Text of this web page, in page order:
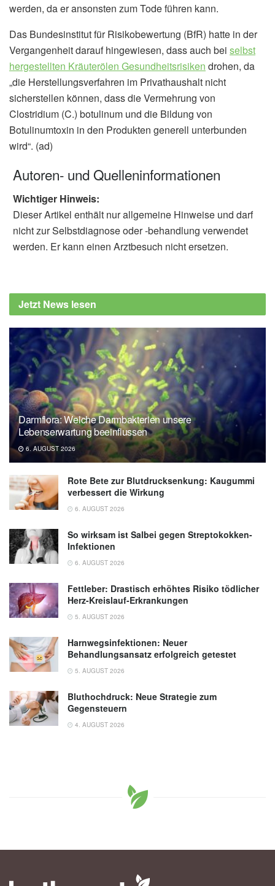
werden, da er ansonsten zum Tode führen kann.
Das Bundesinstitut für Risikobewertung (BfR) hatte in der
Vergangenheit darauf hingewiesen, dass auch bei selbst
hergestellten Kräuterölen Gesundheitsrisiken drohen, da
„die Herstellungsverfahren im Privathaushalt nicht
sicherstellen können, dass die Vermehrung von
Clostridium (C.) botulinum und die Bildung von
Botulinumtoxin in den Produkten generell unterbunden
wird“. (ad)
Autoren- und Quelleninformationen
Wichtiger Hinweis:
Dieser Artikel enthält nur allgemeine Hinweise und darf
nicht zur Selbstdiagnose oder -behandlung verwendet
werden. Er kann einen Arztbesuch nicht ersetzen.
Jetzt News lesen
Darmflora: Welche Darmbakterien unsere
Lebenserwartung beeinflussen
6. AUGUST 2026
Rote Bete zur Blutdrucksenkung: Kaugummi
verbessert die Wirkung
6. AUGUST 2026
So wirksam ist Salbei gegen Streptokokken-
Infektionen
6. AUGUST 2026
Fettleber: Drastisch erhöhtes Risiko tödlicher
Herz-Kreislauf-Erkrankungen
5. AUGUST 2026
Harnwegsinfektionen: Neuer
Behandlungsansatz erfolgreich getestet
5. AUGUST 2026
Bluthochdruck: Neue Strategie zum
Gegensteuern
4. AUGUST 2026